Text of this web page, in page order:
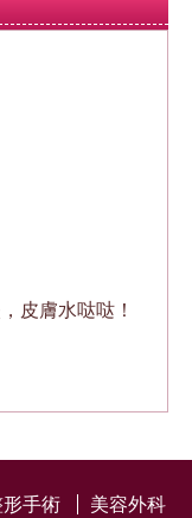
皮膚水哒哒！
手術 美容外科